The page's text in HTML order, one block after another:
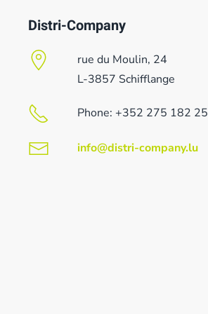
Distri-Company
rue du Moulin, 24
L-3857 Schifflange
Phone: +352 275 182 25
info@distri-company.lu